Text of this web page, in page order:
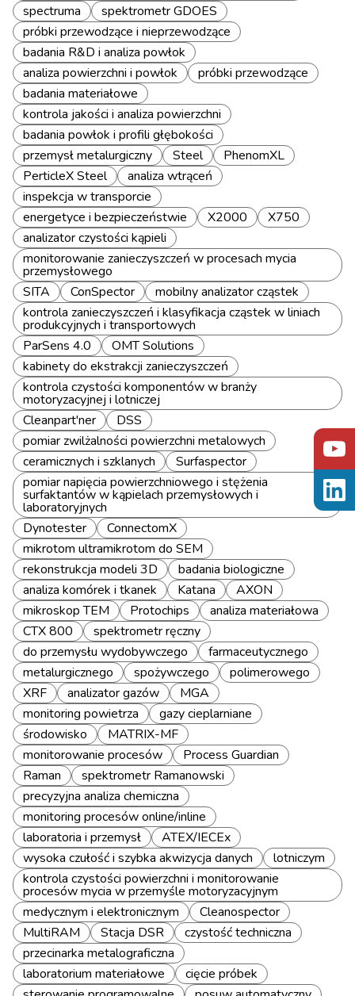
spectruma
spektrometr GDOES
próbki przewodzące i nieprzewodzące
badania R&D i analiza powłok
analiza powierzchni i powłok
próbki przewodzące
badania materiałowe
kontrola jakości i analiza powierzchni
badania powłok i profili głębokości
przemysł metalurgiczny
Steel
PhenomXL
PerticleX Steel
analiza wtrąceń
inspekcja w transporcie
energetyce i bezpieczeństwie
X2000
X750
analizator czystości kąpieli
monitorowanie zanieczyszczeń w procesach mycia
przemysłowego
SITA
ConSpector
mobilny analizator cząstek
kontrola zanieczyszczeń i klasyfikacja cząstek w liniach
produkcyjnych i transportowych
ParSens 4.0
OMT Solutions
kabinety do ekstrakcji zanieczyszczeń
kontrola czystości komponentów w branży
motoryzacyjnej i lotniczej
Cleanpart'ner
DSS
pomiar zwilżalności powierzchni metalowych
ceramicznych i szklanych
Surfaspector
pomiar napięcia powierzchniowego i stężenia
surfaktantów w kąpielach przemysłowych i
laboratoryjnych
Dynotester
ConnectomX
mikrotom ultramikrotom do SEM
rekonstrukcja modeli 3D
badania biologiczne
analiza komórek i tkanek
Katana
AXON
mikroskop TEM
Protochips
analiza materiałowa
CTX 800
spektrometr ręczny
do przemysłu wydobywczego
farmaceutycznego
metalurgicznego
spożywczego
polimerowego
XRF
analizator gazów
MGA
monitoring powietrza
gazy cieplarniane
środowisko
MATRIX-MF
monitorowanie procesów
Process Guardian
Raman
spektrometr Ramanowski
precyzyjna analiza chemiczna
monitoring procesów online/inline
laboratoria i przemysł
ATEX/IECEx
wysoka czułość i szybka akwizycja danych
lotniczym
kontrola czystości powierzchni i monitorowanie
procesów mycia w przemyśle motoryzacyjnym
medycznym i elektronicznym
Cleanospector
MultiRAM
Stacja DSR
czystość techniczna
przecinarka metalograficzna
laboratorium materiałowe
cięcie próbek